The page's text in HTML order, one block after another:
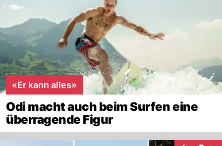
«Er kann alles»
Odi macht auch beim Surfen eine
überragende Figur